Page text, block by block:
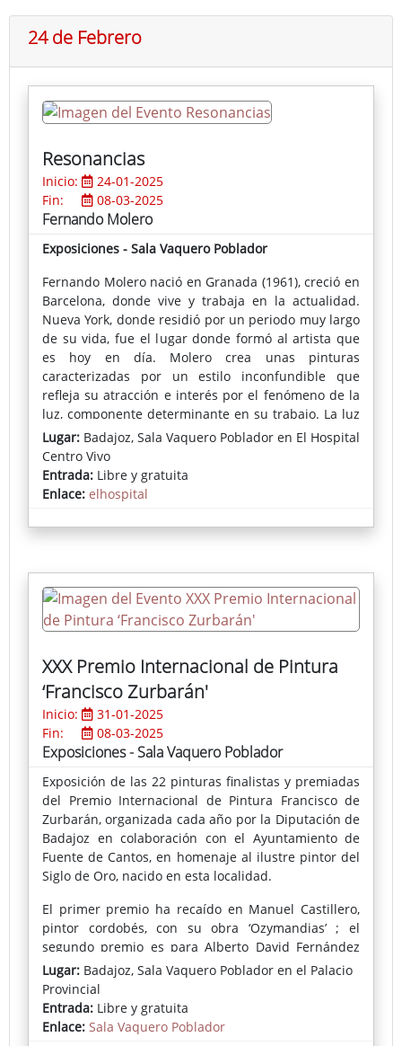
24 de Febrero
Resonancias
Inicio:
24-01-2025
Fin:
08-03-2025
Fernando Molero
Exposiciones - Sala Vaquero Poblador
Fernando Molero nació en Granada (1961), creció en
Barcelona, donde vive y trabaja en la actualidad.
Nueva York, donde residió por un periodo muy largo
de su vida, fue el lugar donde formó al artista que
es hoy en día. Molero crea unas pinturas
caracterizadas por un estilo inconfundible que
refleja su atracción e interés por el fenómeno de la
luz, componente determinante en su trabajo. La luz
domina la atmósfera de las obras y da el sello que
marca la personalidad de su obra.
El trabajo de Fernando Molero ha sido expuesto
principalmente en numerosos contextos de galerías
e instituciones en Europa y EE.UU tales como:
Art (Nueva York), Dumbo Art Festival (Nueva York),
Land Mark Gallery (Tarrytown, NY), Studio Maria
Mossens (Bruselas), Associated American Artists
(Nueva York), Art Miami SEFA (Miami), Batista
FA(Washington DC) , Knew Gallery (Washington DC),
Centro Nia´s (Washington DC), The Center Art
Fordham Gallery - Lincoln Center (Nueva York),
Katzen Arts Center (Washington DC), Hunter College
Gallery (Nueva York) Artur Ramon Contemporani
Holland Tunnel Gallery (Nueva York), Palau Robert
(Barcelona), James West Fine Art (Londres), L´avant
Musee (Paris) Galeria Fernando Magdalena (Vigo)
,Galeria Antonio de Barnola (Barcelona), Casa
Golferichs (Barcelona), entre otras.
Lugar: Badajoz, Sala Vaquero Poblador en El Hospital
Centro Vivo
Entrada: Libre y gratuita
Enlace: elhospital
XXX Premio Internacional de Pintura
‘Francisco Zurbarán'
Inicio:
31-01-2025
Fin:
08-03-2025
Exposiciones - Sala Vaquero Poblador
Exposición de las 22 pinturas finalistas y premiadas
del Premio Internacional de Pintura Francisco de
Zurbarán, organizada cada año por la Diputación de
Badajoz en colaboración con el Ayuntamiento de
Fuente de Cantos, en homenaje al ilustre pintor del
Siglo de Oro, nacido en esta localidad.
El primer premio ha recaído en Manuel Castillero,
pintor cordobés, con su obra ‘Ozymandias’ ; el
segundo premio es para Alberto David Fernández
por su ‘Paisaje humano (mujer hurdana)’; el tercero,
Domingo Martínez con ‘Doppelgänger: Cronofobia’; y
José Arnau Belén se ha alzado con el cuarto premio
al presentar ‘Composición’.
Lugar: Badajoz, Sala Vaquero Poblador en el Palacio
Provincial
Entrada: Libre y gratuita
Enlace: Sala Vaquero Poblador